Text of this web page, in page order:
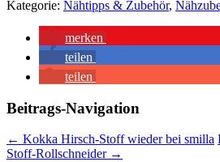
Kategorie: Nähtipps & Zubehör,
merken
teilen
teilen
Beitrags-Navigation
← Kokka Hirsch-Stoff wieder bei smilla
Stoff-Rollschneider →